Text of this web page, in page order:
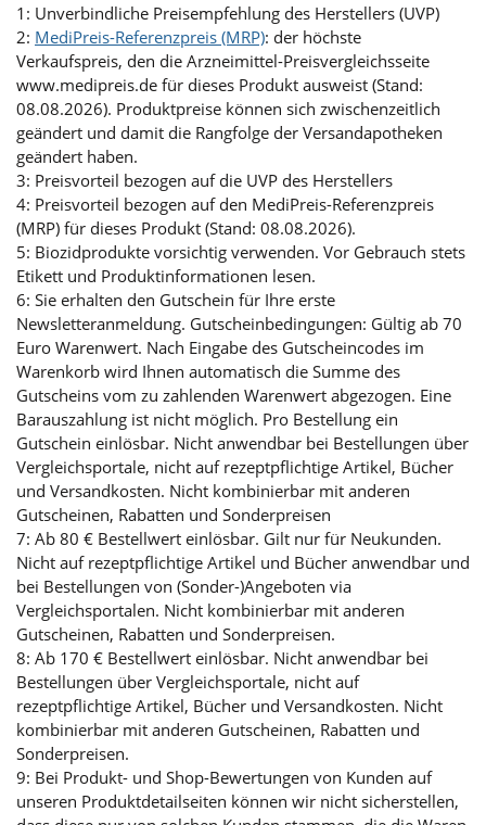
1: Unverbindliche Preisempfehlung des Herstellers (UVP)
2: MediPreis-Referenzpreis (MRP): der höchste
Verkaufspreis, den die Arzneimittel-Preisvergleichsseite
www.medipreis.de für dieses Produkt ausweist (Stand:
08.08.2026). Produktpreise können sich zwischenzeitlich
geändert und damit die Rangfolge der Versandapotheken
geändert haben.
3: Preisvorteil bezogen auf die UVP des Herstellers
4: Preisvorteil bezogen auf den MediPreis-Referenzpreis
(MRP) für dieses Produkt (Stand: 08.08.2026).
5: Biozidprodukte vorsichtig verwenden. Vor Gebrauch stets
Etikett und Produktinformationen lesen.
6: Sie erhalten den Gutschein für Ihre erste
Newsletteranmeldung. Gutscheinbedingungen: Gültig ab 70
Euro Warenwert. Nach Eingabe des Gutscheincodes im
Warenkorb wird Ihnen automatisch die Summe des
Gutscheins vom zu zahlenden Warenwert abgezogen. Eine
Barauszahlung ist nicht möglich. Pro Bestellung ein
Gutschein einlösbar. Nicht anwendbar bei Bestellungen über
Vergleichsportale, nicht auf rezeptpflichtige Artikel, Bücher
und Versandkosten. Nicht kombinierbar mit anderen
Gutscheinen, Rabatten und Sonderpreisen
7: Ab 80 € Bestellwert einlösbar. Gilt nur für Neukunden.
Nicht auf rezeptpflichtige Artikel und Bücher anwendbar und
bei Bestellungen von (Sonder-)Angeboten via
Vergleichsportalen. Nicht kombinierbar mit anderen
Gutscheinen, Rabatten und Sonderpreisen.
8: Ab 170 € Bestellwert einlösbar. Nicht anwendbar bei
Bestellungen über Vergleichsportale, nicht auf
rezeptpflichtige Artikel, Bücher und Versandkosten. Nicht
kombinierbar mit anderen Gutscheinen, Rabatten und
Sonderpreisen.
9: Bei Produkt- und Shop-Bewertungen von Kunden auf
unseren Produktdetailseiten können wir nicht sicherstellen,